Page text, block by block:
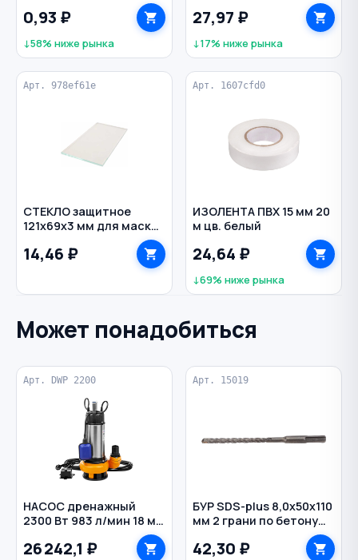
0,93 ₽
↓58% ниже рынка
27,97 ₽
↓17% ниже рынка
Арт. 978ef61e
СТЕКЛО защитное
121х69х3 мм для маски
сварочной внешнее
14,46 ₽
Арт. 1607cfd0
ИЗОЛЕНТА ПВХ 15 мм 20
м цв. белый
24,64 ₽
↓69% ниже рынка
Может понадобиться
Арт. DWP 2200
НАСОС дренажный
2300 Вт 983 л/мин 18 м
26 242,1 ₽
Арт. 15019
БУР SDS-plus 8,0х50х110
мм 2 грани по бетону
42,30 ₽